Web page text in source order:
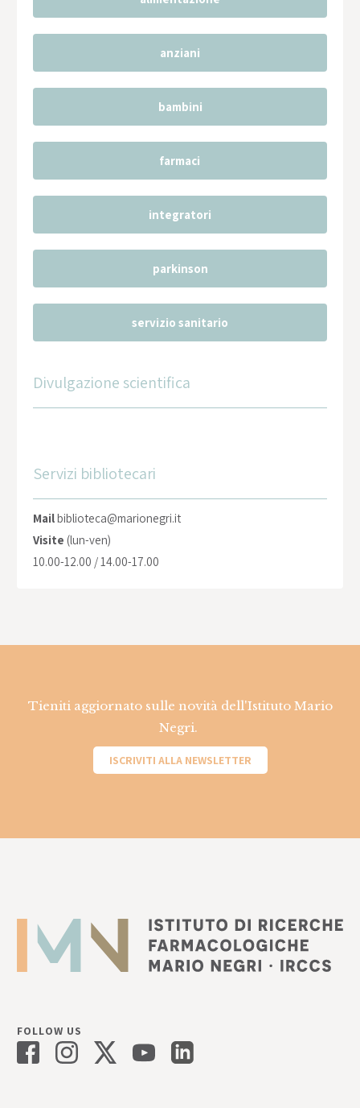
anziani
bambini
farmaci
integratori
parkinson
servizio sanitario
Divulgazione scientifica
Servizi bibliotecari
Mailbiblioteca@marionegri.it
Visite (lun-ven)
10.00-12.00 / 14.00-17.00
Tieniti aggiornato sulle novità dell'Istituto Mario
Negri.
ISCRIVITI ALLA NEWSLETTER
FOLLOW US